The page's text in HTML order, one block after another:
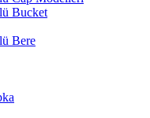
Bucket
Bere